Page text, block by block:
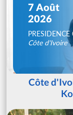
7 Août
2026
PRESIDENCE
Côte d'Ivoire
Côte